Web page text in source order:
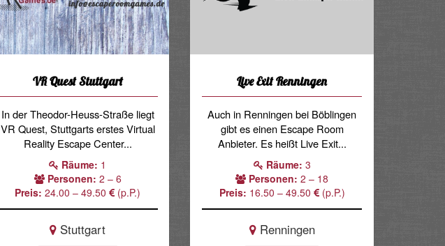
VR Quest Stuttgart
In der Theodor-Heuss-Straße liegt
VR Quest, Stuttgarts erstes Virtual
Reality Escape Center...
Räume: 1
Personen: 2 – 6
Preis: 24.00 – 49.50 (p.P.)
Stuttgart
Live Exit Renningen
Auch in Renningen bei Böblingen
gibt es einen Escape Room
Anbieter. Es heißt Live Exit...
Räume: 3
Personen: 2 – 18
Preis: 16.50 – 49.50 (p.P.)
Renningen